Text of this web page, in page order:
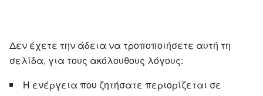
Δεν έχετε την άδεια να τροποποιήσετε αυτή τη
σελίδα, για τους ακόλουθους λόγους:
Η ενέργεια που ζητήσατε περιορίζεται σε